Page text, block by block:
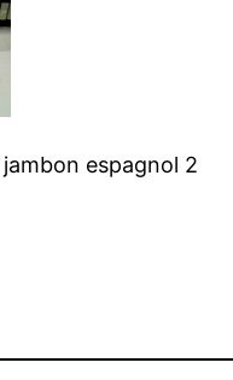
espagnol 2